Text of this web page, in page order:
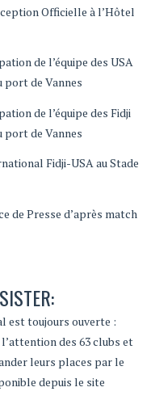
Officielle à l’Hôtel
de l’équipe des USA
port de Vannes
de l’équipe des Fidji
port de Vannes
Fidji-USA au Stade
de Presse d’après match
est toujours ouverte :
l’attention des 63 clubs et
leurs places par le
depuis le site